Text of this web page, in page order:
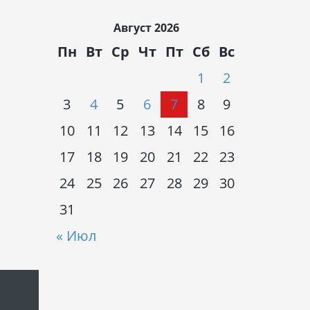
Август 2026
Пн Вт Ср Чт Пт Сб Вс
« Июл
1
2
3
4 5 6 7 8
9
10
11 12 13 14 15
16
17
18 19 20 21 22
23
24
25 26 27 28 29
30
31